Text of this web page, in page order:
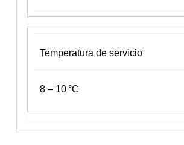
Temperatura de servicio
8 – 10 °C